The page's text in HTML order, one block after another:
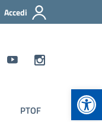
Accedi
PTOF